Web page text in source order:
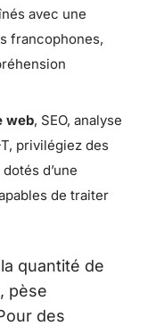
avec une
francophones,
web, SEO, analyse
privilégiez des
d’une
de traiter
quantité de
pèse
des